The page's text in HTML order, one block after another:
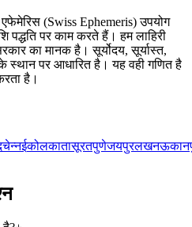
(Swiss Ephemeris) उपयोग
पद्धति पर काम करते हैं। हम लाहिरी
का मानक है। सूर्योदय, सूर्यास्त,
स्थान पर आधारित है। यह वही गणित है
है।
चेन्नईकोलकातासूरतपुणेजयपुरलखनऊ